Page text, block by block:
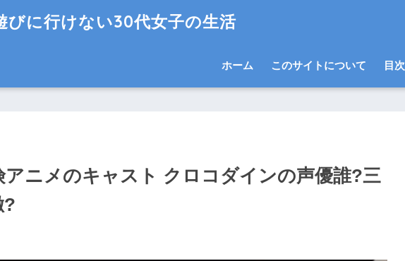
びに行けない30代女子の生活
ホーム このサイトについて 目次
アニメのキャスト クロコダインの声優誰?三
?